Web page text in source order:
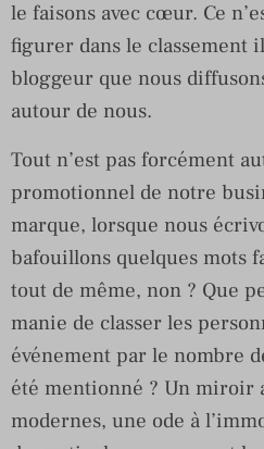
le faisons avec cœur. Ce
figurer dans le classement
bloggeur que nous
autour de nous.
Tout n’est pas forcément
promotionnel de notre
marque, lorsque nous
bafouillons quelques mots
tout de même, non ? Que
manie de classer les
événement par le nombre
été mentionné ? Un miroir
modernes, une ode à